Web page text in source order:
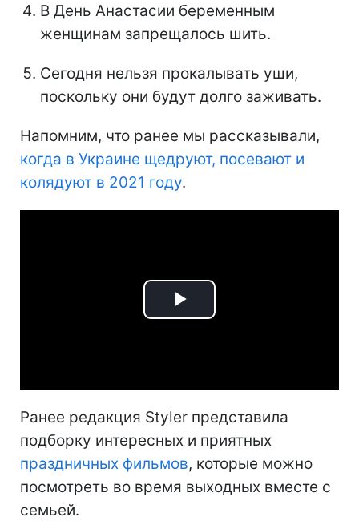
В День Анастасии беременным
женщинам запрещалось шить.
Сегодня нельзя прокалывать уши,
поскольку они будут долго заживать.
Напомним, что ранее мы рассказывали,
когда в Украине щедруют, посевают и
колядуют в 2021 году.
Play
Ранее редакция Styler представила
подборку интересных и приятных
праздничных фильмов, которые можно
посмотреть во время выходных вместе с
семьей.